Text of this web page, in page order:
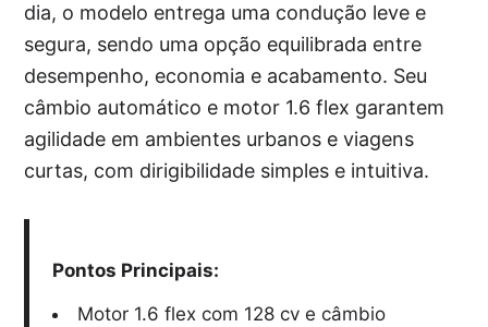
dia, o modelo entrega uma condução leve e
segura, sendo uma opção equilibrada entre
desempenho, economia e acabamento. Seu
câmbio automático e motor 1.6 flex garantem
agilidade em ambientes urbanos e viagens
curtas, com dirigibilidade simples e intuitiva.
Pontos Principais:
Motor 1.6 flex com 128 cv e câmbio